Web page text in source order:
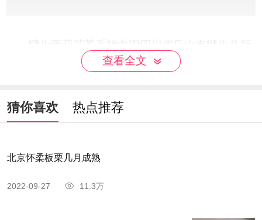
产之茉莉花茶。该产品选用生态、无公害茶园生产
芳，深受广大消费者的喜爱。犍为茉莉花及其茉莉
花茶被中国国家农业部认证为无公害产品，茉莉花
查看全文
猜你喜欢 热点推荐
北京怀柔板栗几月成熟
2022-09-27 11.3万